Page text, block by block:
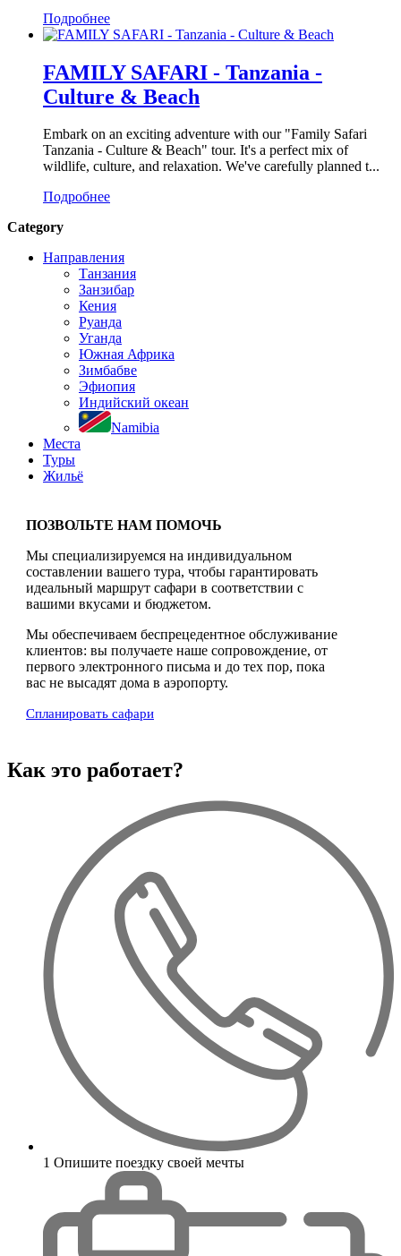
Подробнее
FAMILY SAFARI - Tanzania -
Culture & Beach
Embark on an exciting adventure with our "Family Safari
Tanzania - Culture & Beach" tour. It's a perfect mix of
wildlife, culture, and relaxation. We've carefully planned t...
Подробнее
Category
Направления
Танзания
Занзибар
Кения
Руанда
Уганда
Южная Африка
Зимбабве
Эфиопия
Индийский океан
Namibia
Места
Туры
Жильё
ПОЗВОЛЬТЕ НАМ ПОМОЧЬ
Мы специализируемся на индивидуальном
составлении вашего тура, чтобы гарантировать
идеальный маршрут сафари в соответствии с
вашими вкусами и бюджетом.
Мы обеспечиваем беспрецедентное обслуживание
клиентов: вы получаете наше сопровождение, от
первого электронного письма и до тех пор, пока
вас не высадят дома в аэропорту.
Спланировать сафари
Как это работает?
1 Опишите поездку своей мечты